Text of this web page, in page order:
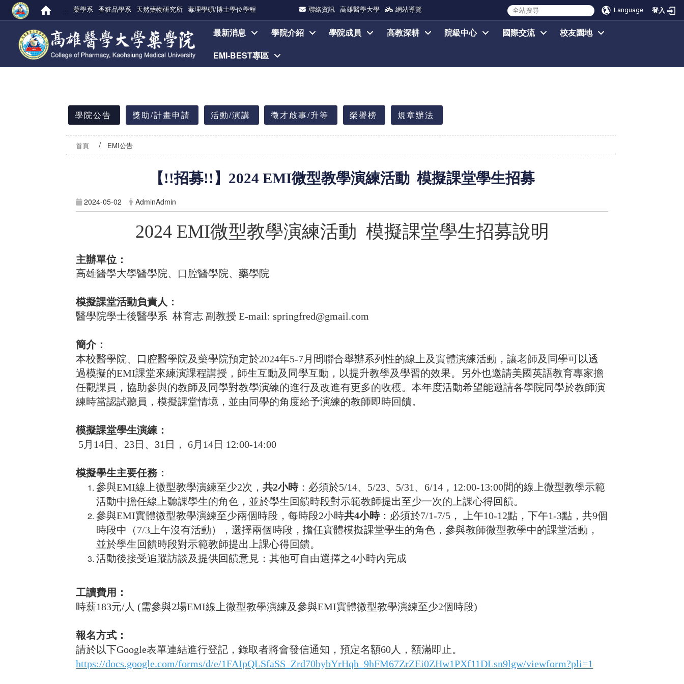
Language 登入
藥學系 香粧品學系 天然藥物研究所 毒理學碩/博士學位學程 聯絡資訊 高雄醫學大學 網站導覽
最新消息 學院介紹 學院成員 高教深耕 院級中心 國際交流
校友園地
EMI-BEST專區
學院公告
獎助/計畫申請 活動/演講 徵才啟事/升等 榮譽榜 規章辦法
首頁 EMI公告
【!!招募!!】2024 EMI微型教學演練活動 模擬課堂學生招募
2024-05-02 AdminAdmin
2024 EMI微型教學演練活動 模擬課堂學生招募說明
主辦單位：
高雄醫學大學醫學院、口腔醫學院、藥學院
模擬課堂活動負責人：
醫學院學士後醫學系 林育志 副教授 E-mail: springfred@gmail.com
簡介：
本校醫學院、口腔醫學院及藥學院預定於2024年5-7月間聯合舉辦系列性的線上及實體演練活動，讓老師及同學可以透
過模擬的EMI課堂來練演課程講授，師生互動及同學互動，以提升教學及學習的效果。另外也邀請美國英語教育專家擔
任觀課員，協助參與的教師及同學對教學演練的進行及改進有更多的收穫。本年度活動希望能邀請各學院同學於教師演
練時當認試聽員，模擬課堂情境，並由同學的角度給予演練的教師即時回饋。
模擬課堂學生演練：
5月14日、23日、31日， 6月14日 12:00-14:00
模擬學生主要任務：
參與EMI線上微型教學演練至少2次，共2小時：必須於5/14、5/23、5/31、6/14，12:00-13:00間的線上微型教學示範
活動中擔任線上聽課學生的角色，並於學生回饋時段對示範教師提出至少一次的上課心得回饋。
參與EMI實體微型教學演練至少兩個時段，每時段2小時共4小時：必須於7/1-7/5， 上午10-12點，下午1-3點，共9個
時段中（7/3上午沒有活動），選擇兩個時段，擔任實體模擬課堂學生的角色，參與教師微型教學中的課堂活動，
並於學生回饋時段對示範教師提出上課心得回饋。
活動後接受追蹤訪談及提供回饋意見：其他可自由選擇之4小時內完成
工讀費用：
時薪183元/人 (需參與2場EMI線上微型教學演練及參與EMI實體微型教學演練至少2個時段)
報名方式：
請於以下Google表單連結進行登記，錄取者將會發信通知，預定名額60人，額滿即止。
https://docs.google.com/forms/d/e/1FAIpQLSfaSS_Zrd70bybYrHqh_9hFM67ZrZEi0ZHw1PXf11DLsn9lgw/viewform?pli=1